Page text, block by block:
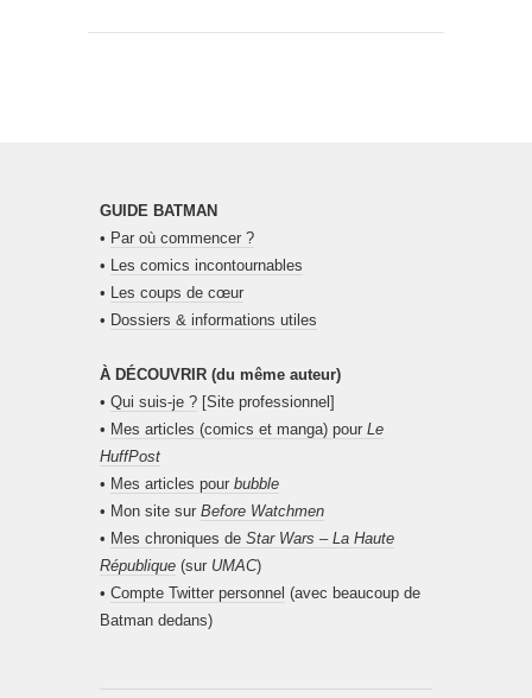
GUIDE BATMAN
• Par où commencer ?
•
Les comics incontournables
•
Les coups de cœur
• Dossiers & informations utiles
À DÉCOUVRIR (du même auteur)
• Qui suis-je ? [Site professionnel]
• Mes articles (comics et manga) pour Le
HuffPost
• Mes articles pour bubble
• Mon site sur Before Watchmen
• Mes chroniques de Star Wars – La Haute
République (sur UMAC)
• Compte Twitter personnel (avec beaucoup de
Batman dedans)